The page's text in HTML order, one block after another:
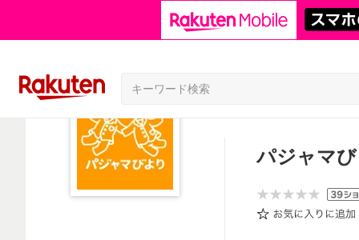
パジャマ